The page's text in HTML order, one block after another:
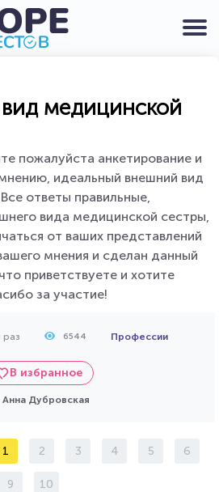
медицинской
пожалуйста анкетирование и
идеальный внешний вид
ответы правильные,
вида медицинской сестры,
от ваших представлений
мнения и сделан данный
приветствуете и хотите
за участие!
раз 6544 Профессии
В избранное
Анна Дубровская
1 2 3 4 5 6
9 10